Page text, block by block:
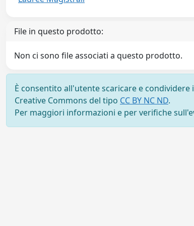
File in questo prodotto:
Non ci sono file associati a questo prodotto.
È consentito all'utente scaricare e
Creative Commons del tipo CC BY NC ND.
Per maggiori informazioni e per verifiche